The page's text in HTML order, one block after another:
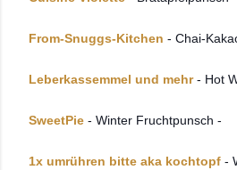
From-Snuggs-Kitchen - Chai-
Leberkassemmel und mehr - Hot
SweetPie - Winter Fruchtpunsch -
1x umrühren bitte aka kochtopf -